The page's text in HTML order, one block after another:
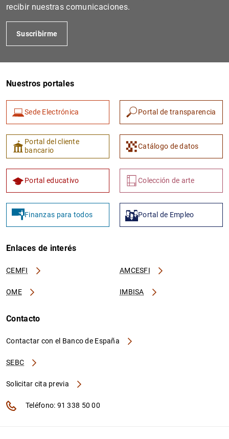
recibir nuestras comunicaciones.
Suscribirme
Nuestros portales
Sede Electrónica Portal de transparencia
Portal del cliente
bancario
Catálogo de datos
Portal educativo Colección de arte
Finanzas para todos Portal de Empleo
Enlaces de interés
CEMFI AMCESFI
OME IMBISA
Contacto
Contactar con el Banco de España
SEBC
Solicitar cita previa
Teléfono: 91 338 50 00